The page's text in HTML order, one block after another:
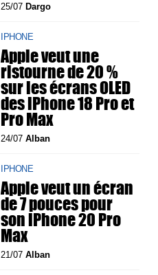
25/07 Dargo
IPHONE
Apple veut une
ristourne de 20 %
sur les écrans OLED
des iPhone 18 Pro et
Pro Max
24/07Alban
IPHONE
Apple veut un écran
de 7 pouces pour
son iPhone 20 Pro
Max
21/07Alban